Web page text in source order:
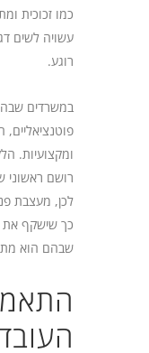
כמו זכוכית
עשויה לשים
רוגע.
במשרדים
ומקצועיות.
רושם
לכן, מעצבת
כך שישקף את
שבהם הוא